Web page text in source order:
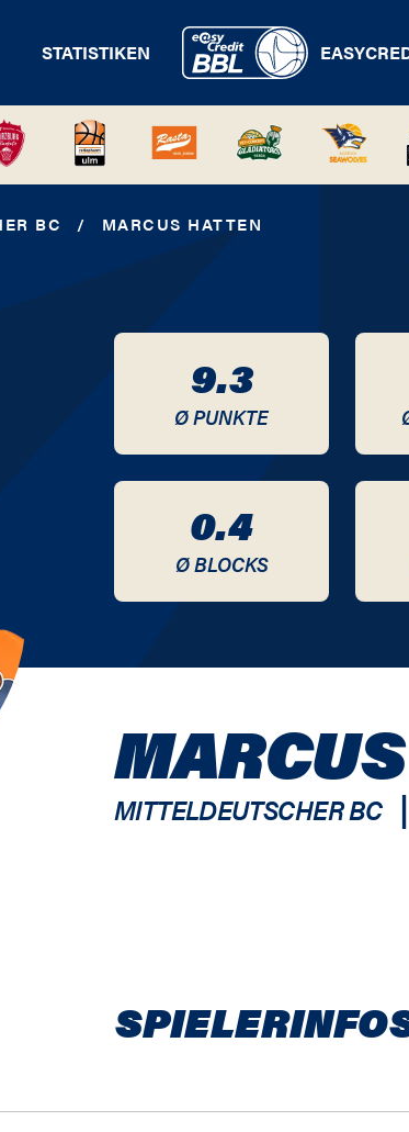
STATISTIKEN
BC / MARCUS HATTEN
9.3
Ø PUNKTE
0.4
Ø BLOCKS
MITTELDEUTSCHER BC |